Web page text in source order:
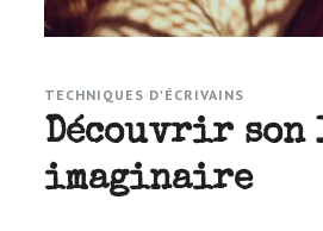
TECHNIQUES D'ÉCRIVAINS
Découvrir
imaginaire